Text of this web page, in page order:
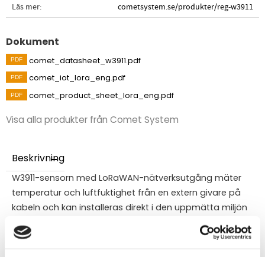
Läs mer cometsystem.se/produkter/reg-w3911
Dokument
comet_datasheet_w3911.pdf
comet_iot_lora_eng.pdf
comet_product_sheet_lora_eng.pdf
Visa alla produkter från Comet System
Beskrivning
W3911-sensorn med LoRaWAN-nätverksutgång mäter
temperatur och luftfuktighet från en extern givare på
kabeln och kan installeras direkt i den uppmätta miljön
tack vare dess IP65-klassade kapsling. LoRa-enheterna
drivs av ett utbytbart batteri med en livslängd på upp
till 10 år (standard är 3 år). Extern strömförsörjning med